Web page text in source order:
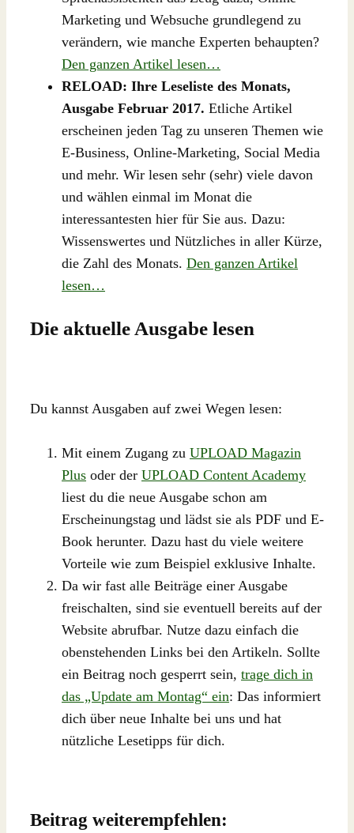
Marketing und Websuche grundlegend zu
verändern, wie manche Experten behaupten?
Den ganzen Artikel lesen…
RELOAD: Ihre Leseliste des Monats,
Ausgabe Februar 2017. Etliche Artikel
erscheinen jeden Tag zu unseren Themen wie
E-Business, Online-Marketing, Social Media
und mehr. Wir lesen sehr (sehr) viele davon
und wählen einmal im Monat die
interessantesten hier für Sie aus. Dazu:
Wissenswertes und Nützliches in aller Kürze,
die Zahl des Monats. Den ganzen Artikel
lesen…
Die aktuelle Ausgabe lesen
Du kannst Ausgaben auf zwei Wegen lesen:
Mit einem Zugang zu UPLOAD Magazin
Plus oder der UPLOAD Content Academy
liest du die neue Ausgabe schon am
Erscheinungstag und lädst sie als PDF und E-
Book herunter. Dazu hast du viele weitere
Vorteile wie zum Beispiel exklusive Inhalte.
Da wir fast alle Beiträge einer Ausgabe
freischalten, sind sie eventuell bereits auf der
Website abrufbar. Nutze dazu einfach die
obenstehenden Links bei den Artikeln. Sollte
ein Beitrag noch gesperrt sein, trage dich in
das „Update am Montag“ ein: Das informiert
dich über neue Inhalte bei uns und hat
nützliche Lesetipps für dich.
Beitrag weiterempfehlen: